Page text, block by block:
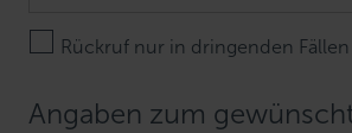
Rückruf nur in dringenden Fällen
Angaben zum